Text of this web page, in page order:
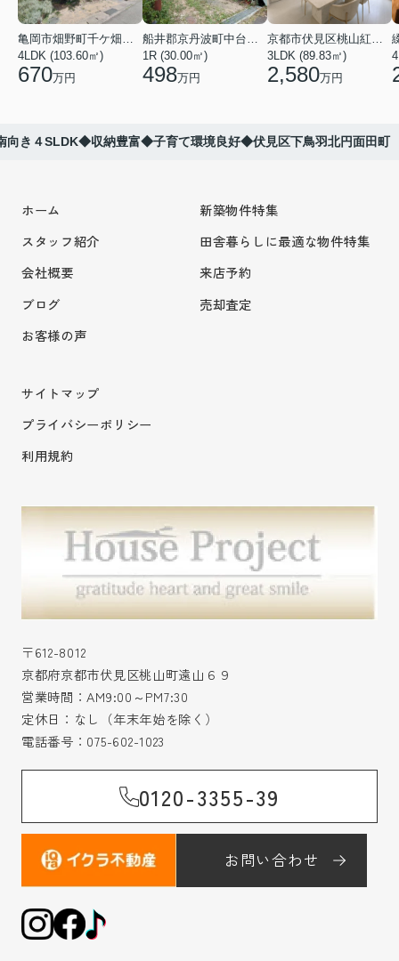
4LDK (103.60㎡)
670万円
1R (30.00㎡)
498万円
3LDK (89.83㎡)
2,580万円
き４SLDK◆収納豊富◆子育て環境良好◆伏見区下鳥羽北円面田町
ホーム
スタッフ紹介
会社概要
ブログ
お客様の声
新築物件特集
田舎暮らしに最適な物件特集
来店予約
売却査定
サイトマップ
プライバシーポリシー
利用規約
〒612-8012
京都府京都市伏見区桃山町遠山６９
営業時間：AM9:00～PM7:30
定休日：なし（年末年始を除く）
電話番号： 075-602-1023
0120-3355-39
お問い合わせ